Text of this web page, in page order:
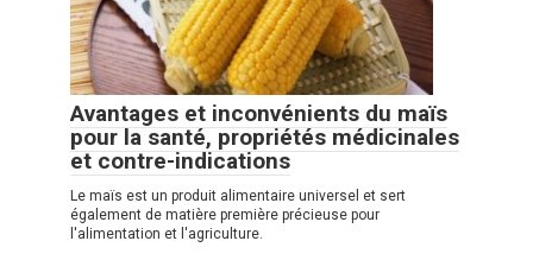
Avantages et inconvénients du maïs
pour la santé, propriétés médicinales
et contre-indications
Le maïs est un produit alimentaire universel et sert
également de matière première précieuse pour
l'alimentation et l'agriculture.